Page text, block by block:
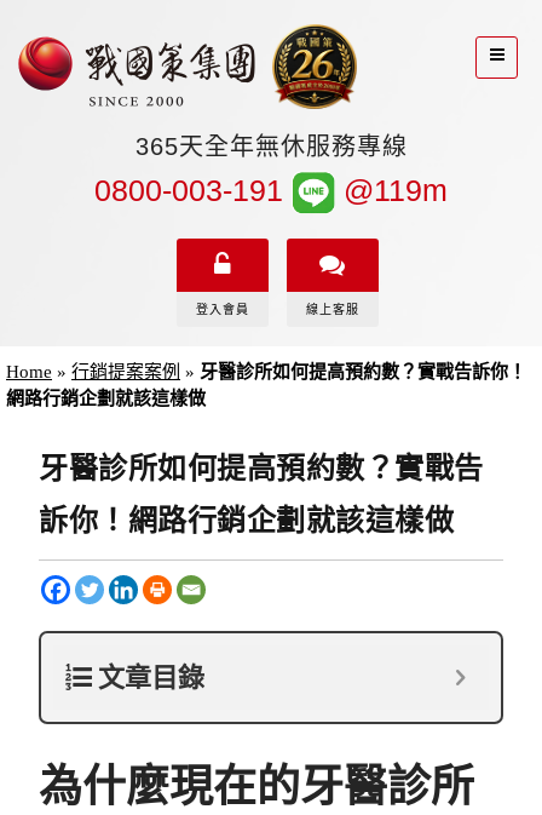
365天全年無休服務專線
0800-003-191 @119m
登入會員 線上客服
Home » 行銷提案案例 » 牙醫診所如何提高預約數？實戰告訴你！
網路行銷企劃就該這樣做
牙醫診所如何提高預約數？實戰告
訴你！網路行銷企劃就該這樣做
文章目錄
為什麼現在的牙醫診所